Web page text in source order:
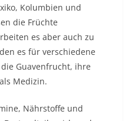
Kolumbien und
die Früchte
es aber auch zu
es für verschiedene
Guavenfrucht, ihre
Medizin.
Nährstoffe und